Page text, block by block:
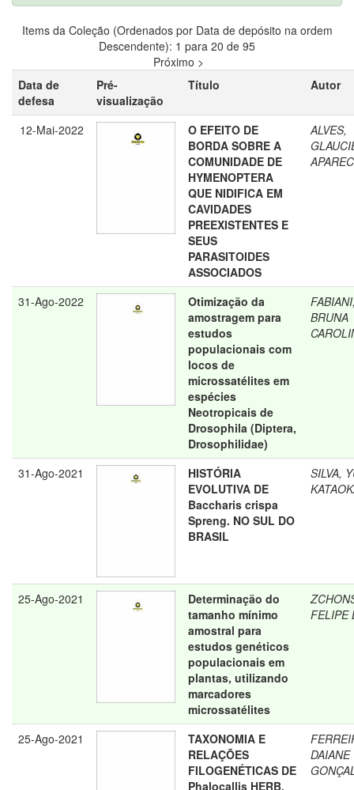
Items da Coleção (Ordenados por Data de depósito na ordem
Descendente): 1 para 20 de 95
Próximo >
Data de
defesa
Pré-
visualização
Título Autor
12-Mai-2022
O EFEITO DE
BORDA SOBRE A
COMUNIDADE DE
HYMENOPTERA
QUE NIDIFICA EM
CAVIDADES
PREEXISTENTES E
SEUS
PARASITOIDES
ASSOCIADOS
ALVES,
31-Ago-2022
Otimização da
amostragem para
estudos
populacionais com
locos de
microssatélites em
espécies
Neotropicais de
Drosophila (Diptera,
Drosophilidae)
BRUNA
31-Ago-2021
HISTÓRIA
EVOLUTIVA DE
Baccharis crispa
Spreng. NO SUL DO
BRASIL
SILVA,
25-Ago-2021
Determinação do
tamanho mínimo
amostral para
estudos genéticos
populacionais em
plantas, utilizando
marcadores
microssatélites
FELIPE
25-Ago-2021
TAXONOMIA E
RELAÇÕES
FILOGENÉTICAS DE
Phalocallis HERB.
DAIANE